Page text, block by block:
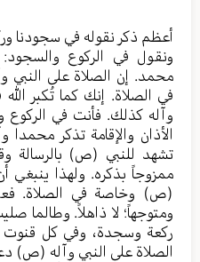
أعظم ذكر نقوله في سجودنا
ونقول في الركوع
محمد. إن الصلاة على النبي
في الصلاة. إنك كما تُكبر
وآله كذلك. فأنت في
الأذان والإقامة تذكر
تشهد للنبي (ص) بالرسالة
ممزوجاً بذكره. ولهذا ينبغي
(ص) وخاصة في الصلاة.
ومتوجهاً؛ لا ذاهلاً. وطالما
ركعة وسجدة، وفي كل قنوت
الصلاة على النبي وآله (ص)